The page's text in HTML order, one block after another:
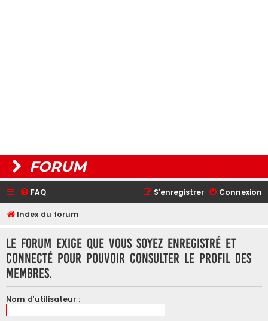
FORUM
FAQ Connexion
S’enregistrer
Index du forum
Le forum exige que vous soyez enregistré et
connecté pour pouvoir consulter le profil des
membres.
Nom d’utilisateur :